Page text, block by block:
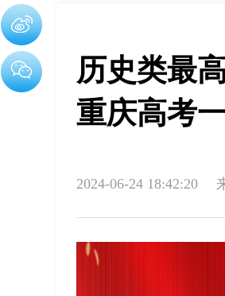
历史类最
重庆高考
2024-06-24 18:42:20